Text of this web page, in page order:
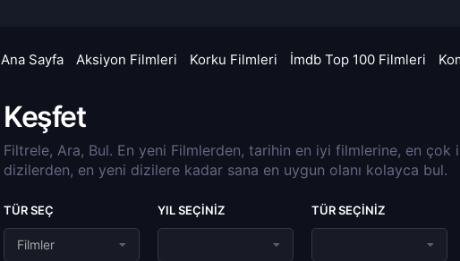
Ana Sayfa Aksiyon Filmleri Korku Filmleri İmdb Top 100 Filmleri
Keşfet
Filtrele, Ara, Bul. En yeni Filmlerden, tarihin en iyi filmlerine, en çok
dizilerden, en yeni dizilere kadar sana en uygun olanı kolayca bul.
TÜR SEÇ
Filmler
YIL SEÇINIZ TÜR SEÇINIZ